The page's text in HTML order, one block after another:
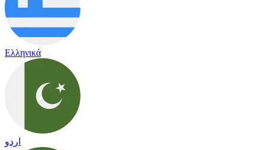
Ελληνικά
اردو